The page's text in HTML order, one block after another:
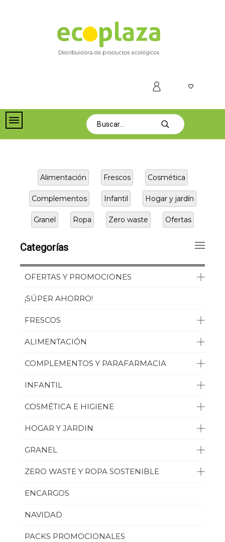
Alimentación Frescos Cosmética
Complementos Infantil Hogar y jardín
Granel Ropa Zero waste Ofertas
Categorías
OFERTAS Y PROMOCIONES
¡SÚPER AHORRO!
FRESCOS
ALIMENTACIÓN
COMPLEMENTOS Y PARAFARMACIA
INFANTIL
COSMÉTICA E HIGIENE
HOGAR Y JARDIN
GRANEL
ZERO WASTE Y ROPA SOSTENIBLE
ENCARGOS
NAVIDAD
PACKS PROMOCIONALES